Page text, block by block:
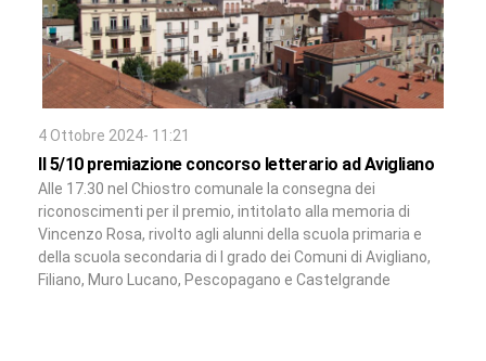
4 Ottobre 2024- 11:21
Il 5/10 premiazione concorso letterario ad Avigliano
Alle 17.30 nel Chiostro comunale la consegna dei
riconoscimenti per il premio, intitolato alla memoria di
Vincenzo Rosa, rivolto agli alunni della scuola primaria e
della scuola secondaria di I grado dei Comuni di Avigliano,
Filiano, Muro Lucano, Pescopagano e Castelgrande